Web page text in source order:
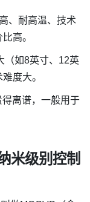
、耐高温、技术
高。
（如8英寸、12英
度大。
离谱，一般用于
米级别控制